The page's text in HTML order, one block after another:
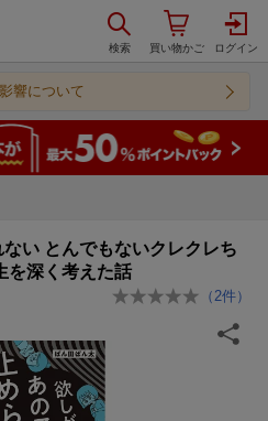
響について
い とんでもないクレクレち
を深く考えた話
（ 2件）